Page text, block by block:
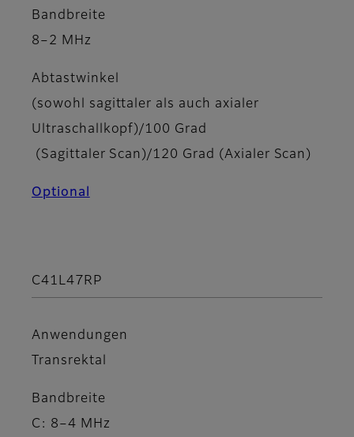
Bandbreite
8–2 MHz
Abtastwinkel
(sowohl sagittaler als auch axialer
Ultraschallkopf)/100 Grad
(Sagittaler Scan)/120 Grad (Axialer Scan)
Optional
C41L47RP
Anwendungen
Transrektal
Bandbreite
C: 8–4 MHz